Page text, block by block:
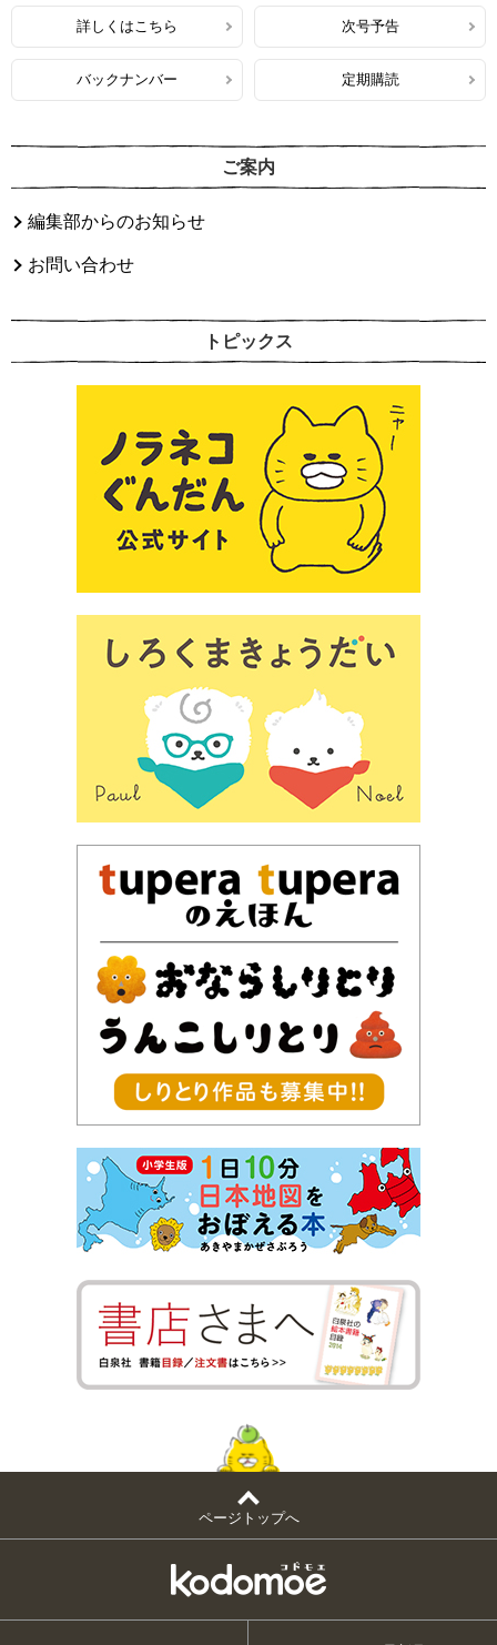
詳しくはこちら 次号予告
バックナンバー 定期購読
ご案内
編集部からのお知らせ
お問い合わせ
トピックス
ページトップへ